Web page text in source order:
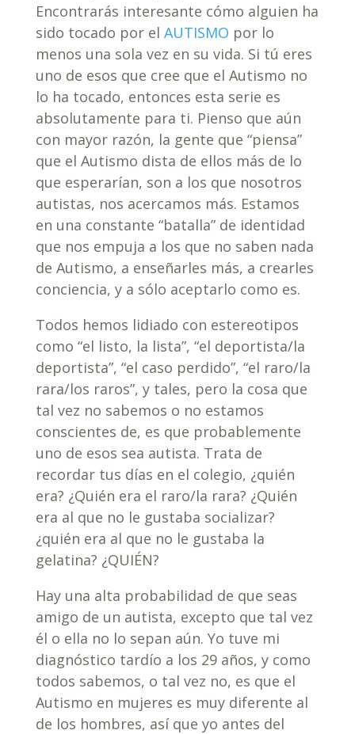
Encontrarás interesante cómo alguien ha
sido tocado por el AUTISMO por lo
menos una sola vez en su vida. Si tú eres
uno de esos que cree que el Autismo no
lo ha tocado, entonces esta serie es
absolutamente para ti. Pienso que aún
con mayor razón, la gente que “piensa”
que el Autismo dista de ellos más de lo
que esperarían, son a los que nosotros
autistas, nos acercamos más. Estamos
en una constante “batalla” de identidad
que nos empuja a los que no saben nada
de Autismo, a enseñarles más, a crearles
conciencia, y a sólo aceptarlo como es.
Todos hemos lidiado con estereotipos
como “el listo, la lista”, “el deportista/la
deportista”, “el caso perdido”, “el raro/la
rara/los raros”, y tales, pero la cosa que
tal vez no sabemos o no estamos
conscientes de, es que probablemente
uno de esos sea autista. Trata de
recordar tus días en el colegio, ¿quién
era? ¿Quién era el raro/la rara? ¿Quién
era al que no le gustaba socializar?
¿quién era al que no le gustaba la
gelatina? ¿QUIÉN?
Hay una alta probabilidad de que seas
amigo de un autista, excepto que tal vez
él o ella no lo sepan aún. Yo tuve mi
diagnóstico tardío a los 29 años, y como
todos sabemos, o tal vez no, es que el
Autismo en mujeres es muy diferente al
de los hombres, así que yo antes del